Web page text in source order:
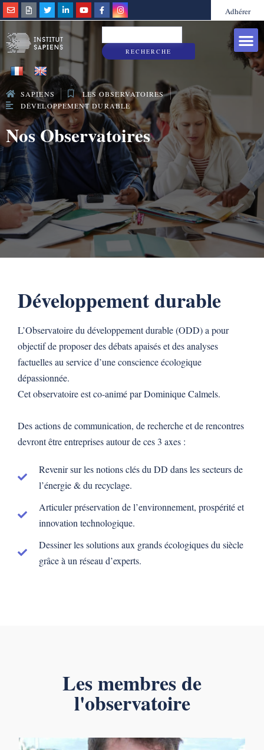
Adhérer
RECHERCHE
SAPIENS
LES OBSERVATOIRES
DÉVELOPPEMENT DURABLE
Nos Observatoires
Développement durable
L’Observatoire du développement durable (ODD) a pour
objectif de proposer des débats apaisés et des analyses
factuelles au service d’une conscience écologique
dépassionnée.
Cet observatoire est co-animé par Dominique Calmels.
Des actions de communication, de recherche et de rencontres
devront être entreprises autour de ces 3 axes :
Revenir sur les notions clés du DD dans les secteurs de
l’énergie & du recyclage.
Articuler préservation de l’environnement, prospérité et
innovation technologique.
Dessiner les solutions aux grands écologiques du siècle
grâce à un réseau d’experts.
Les membres de
l'observatoire